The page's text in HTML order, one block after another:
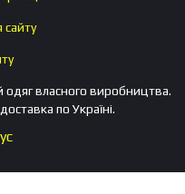
сайту
власного виробництва.
по Україні.